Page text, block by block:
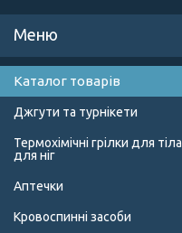
Каталог товарів
Джгути та турнікети
Термохімічні грілки для тіла
для ніг
Аптечки
Кровоспинні засоби